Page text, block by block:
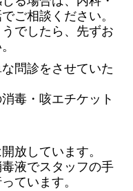
ご相談ください。
でしたら、 先ずお
問診をさせていた
毒・咳エチケット
放しています。
液でスタッフの手
ています。